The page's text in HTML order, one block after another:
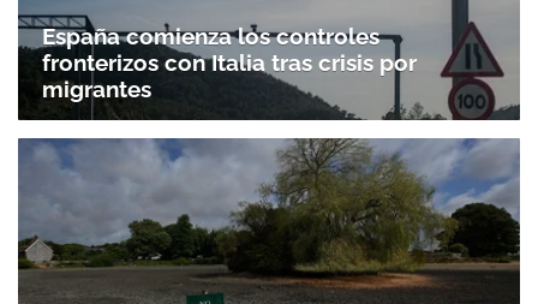
España comienza los controles
fronterizos con Italia tras crisis por
migrantes